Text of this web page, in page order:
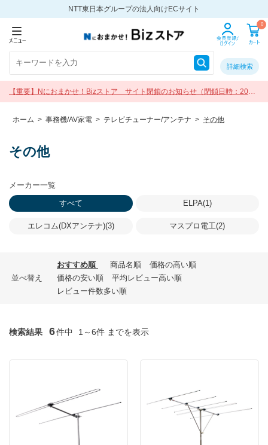
NTT東日本グループの法人向けECサイト
0
詳細検索
【重要】Nにおまかせ！Bizストア サイト閉鎖のお知らせ（閉鎖日時：2026
年9月30日 17:00）
ホーム > 事務機/AV家電 > テレビチューナー/アンテナ > その他
その他
メーカー一覧
すべて
ELPA(1)
エレコム(DXアンテナ)(3) マスプロ電工(2)
並べ替え
おすすめ順 商品名順
価格の高い順
価格の安い順
平均レビュー高い順
レビュー件数多い順
検索結果 6件中 1～6件 までを表示